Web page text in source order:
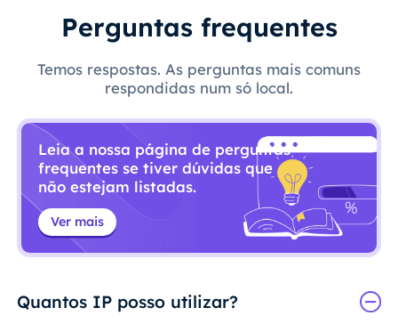
Perguntas frequentes
Temos respostas. As perguntas mais comuns
respondidas num só local.
Leia a nossa página de perguntas
frequentes se tiver dúvidas que
não estejam listadas.
Ver mais
Quantos IP posso utilizar?